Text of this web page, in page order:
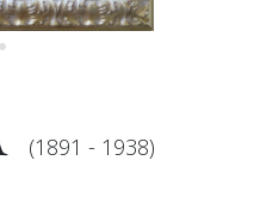
(1891 - 1938)